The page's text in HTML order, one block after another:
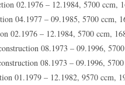
02.1976 – 12.1984, 5700 ccm,
04.1977 – 09.1985, 5700 ccm,
02.1976 – 12.1984, 5700 ccm,
08.1973 – 09.1996,
08.1973 – 09.1996,
01.1979 – 12.1982, 9570 ccm,